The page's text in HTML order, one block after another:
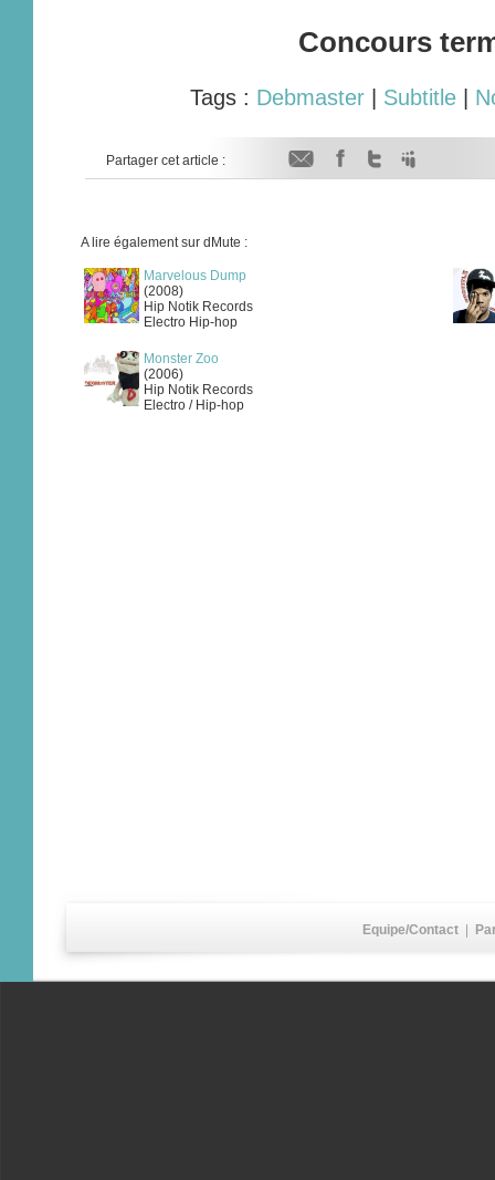
Concours
Tags : Debmaster Subtitle
Partager cet article :
A lire également sur dMute :
Marvelous Dump
(2008)
Hip Notik Records
Electro Hip-hop
Monster Zoo
(2006)
Hip Notik Records
Electro / Hip-hop
Equipe/Contact